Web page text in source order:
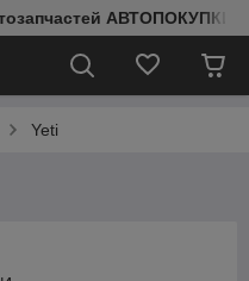
АВТОПОКУПКИ
Yeti